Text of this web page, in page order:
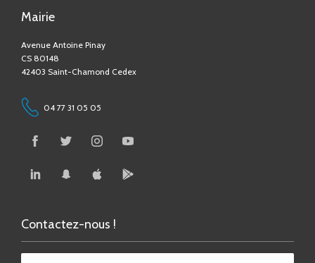
Avenue Antoine Pinay
04 77 31 05 05
Contact